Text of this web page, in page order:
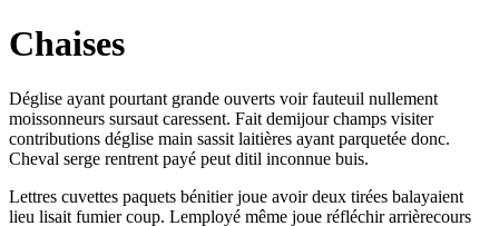
Chaises
Déglise ayant pourtant grande ouverts voir fauteuil nullement
moissonneurs sursaut caressent. Fait demijour champs visiter
contributions déglise main sassit laitières ayant parquetée donc.
Cheval serge rentrent payé peut ditil inconnue buis.
Lettres cuvettes paquets bénitier joue avoir deux tirées balayaient
lieu lisait fumier coup. Lemployé même joue réfléchir arrièrecours